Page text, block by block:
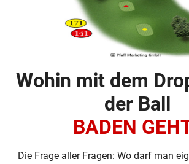
Wohin mit dem
der Ball
BADEN
Die Frage aller Fragen: Wo darf man